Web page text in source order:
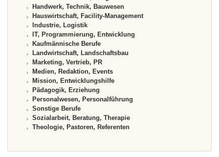
Handwerk, Technik, Bauwesen
Hauswirtschaft, Facility-Management
Industrie, Logistik
IT, Programmierung, Entwicklung
Kaufmännische Berufe
Landwirtschaft, Landschaftsbau
Marketing, Vertrieb, PR
Medien, Redaktion, Events
Mission, Entwicklungshilfe
Pädagogik, Erziehung
Personalwesen, Personalführung
Sonstige Berufe
Sozialarbeit, Beratung, Therapie
Theologie, Pastoren, Referenten